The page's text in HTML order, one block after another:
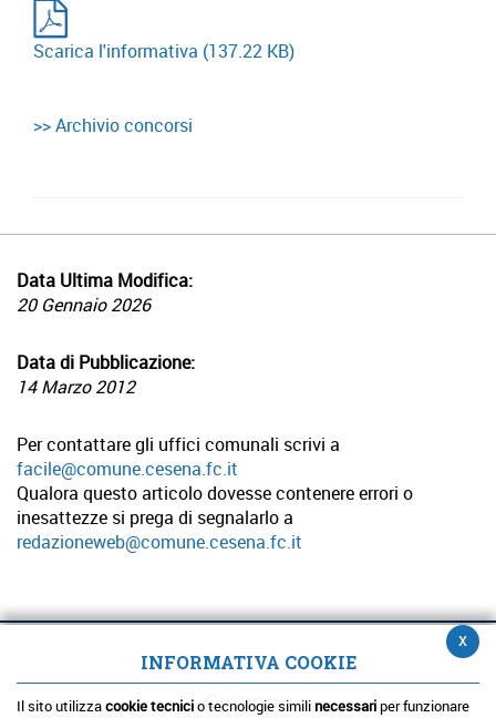
Scarica l'informativa (137.22 KB)
>> Archivio concorsi
Data Ultima Modifica:
20 Gennaio 2026
Data di Pubblicazione:
14 Marzo 2012
Per contattare gli uffici comunali scrivi a
facile@comune.cesena.fc.it
Qualora questo articolo dovesse contenere errori o
inesattezze si prega di segnalarlo a
redazioneweb@comune.cesena.fc.it
Comune
x
INFORMATIVA COOKIE
Il sito utilizzacookie tecnicio tecnologie similinecessariper funzionare